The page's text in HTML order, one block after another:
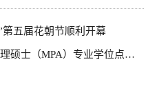
第五届花朝节顺利开幕
（MPA）专业学位点申报论证会